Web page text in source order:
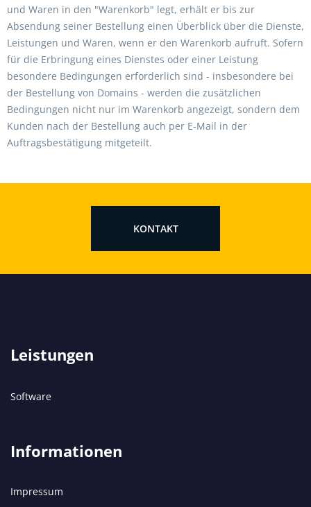
und Waren in den "Warenkorb" legt, erhält er bis zur
Absendung seiner Bestellung einen Überblick über die Dienste,
Leistungen und Waren, wenn er den Warenkorb aufruft. Sofern
für die Erbringung eines Dienstes oder einer Leistung
besondere Bedingungen erforderlich sind - insbesondere bei
der Bestellung von Domains - werden die zusätzlichen
Bedingungen nicht nur im Warenkorb angezeigt, sondern dem
Kunden nach der Bestellung auch per E-Mail in der
Auftragsbestätigung mitgeteilt.
KONTAKT
Leistungen
Software
Informationen
Impressum